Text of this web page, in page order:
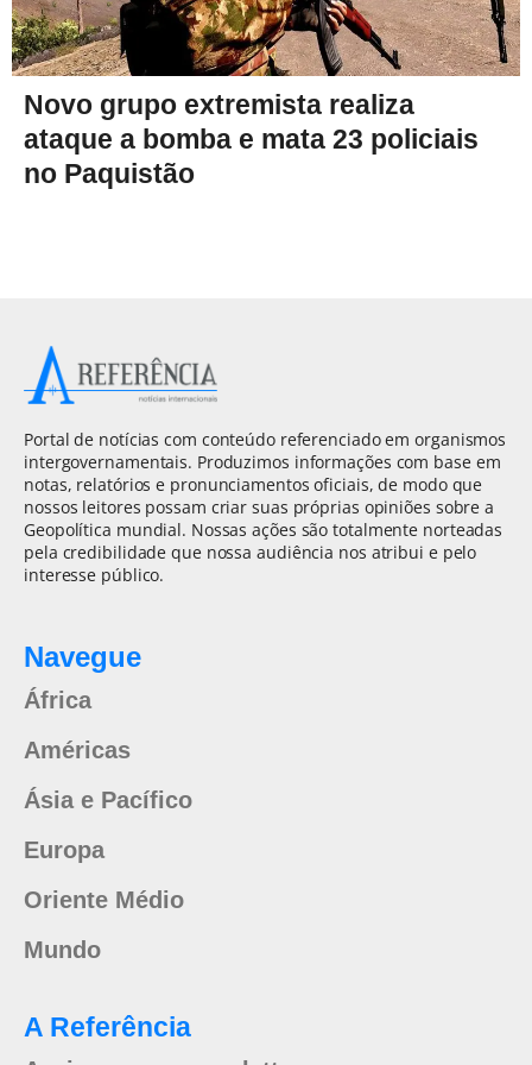
Novo grupo extremista realiza
ataque a bomba e mata 23 policiais
no Paquistão
Portal de notícias com conteúdo referenciado em organismos
intergovernamentais. Produzimos informações com base em
notas, relatórios e pronunciamentos oficiais, de modo que
nossos leitores possam criar suas próprias opiniões sobre a
Geopolítica mundial. Nossas ações são totalmente norteadas
pela credibilidade que nossa audiência nos atribui e pelo
interesse público.
Navegue
África
Américas
Ásia e Pacífico
Europa
Oriente Médio
Mundo
A Referência